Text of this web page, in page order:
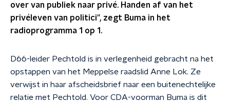
over van publiek naar privé. Handen af van het
privéleven van politici", zegt Buma in het
radioprogramma 1 op 1.
D66-leider Pechtold is in verlegenheid gebracht na het
opstappen van het Meppelse raadslid Anne Lok. Ze
verwijst in haar afscheidsbrief naar een buitenechtelijke
relatie met Pechtold. Voor CDA-voorman Buma is dit